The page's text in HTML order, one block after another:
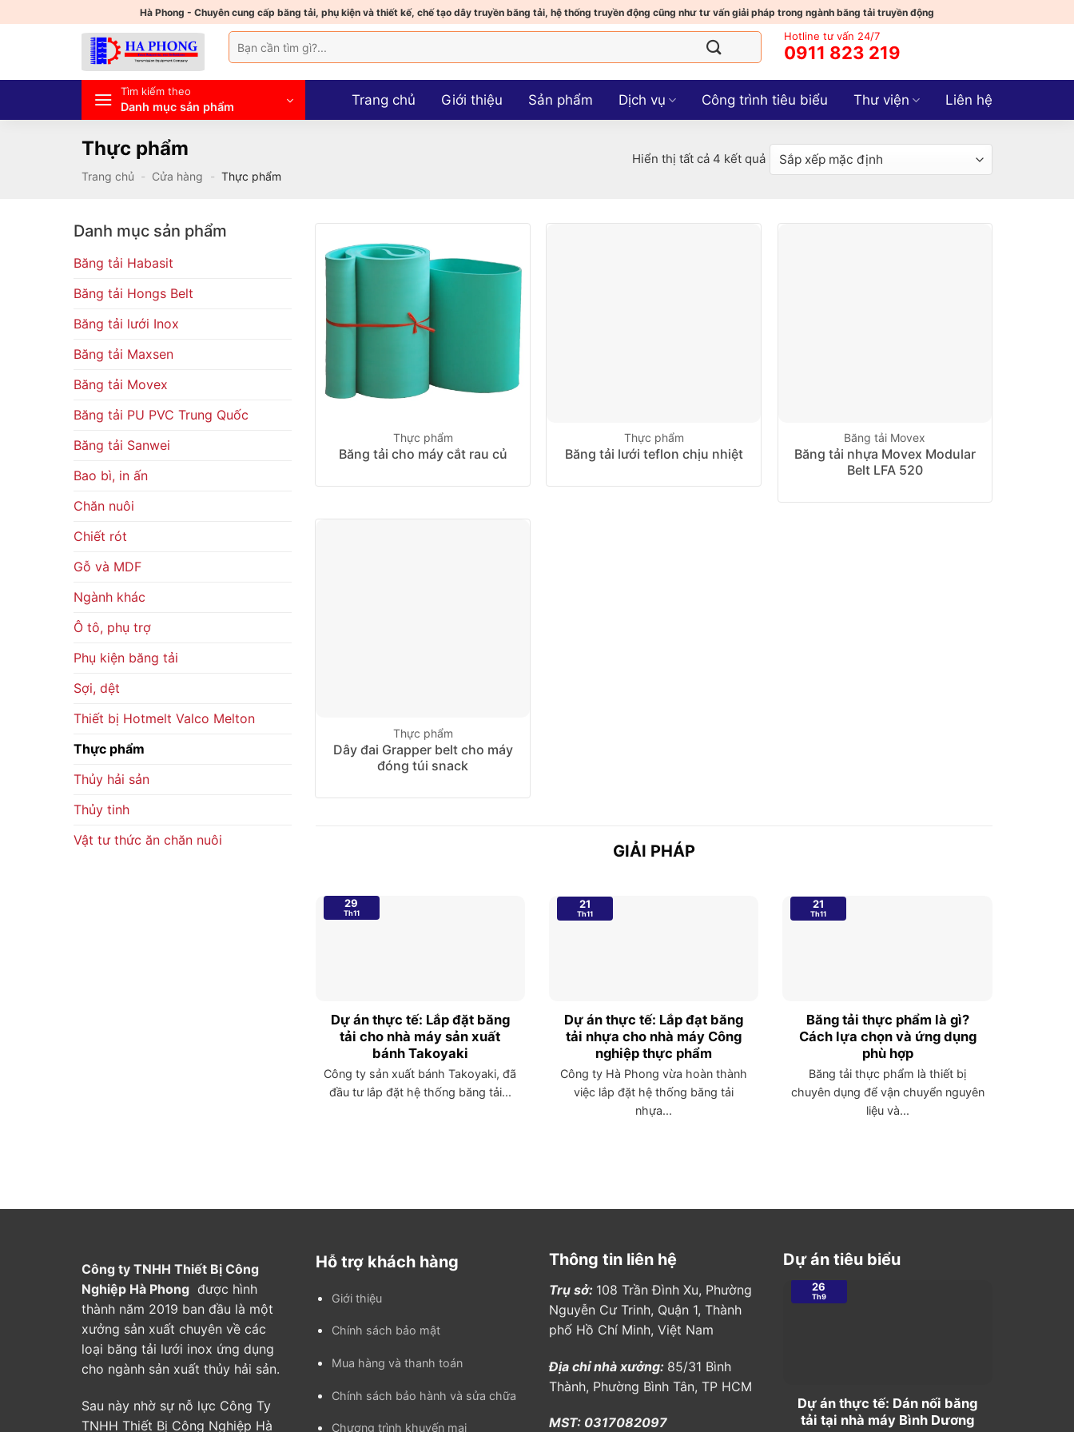
qua
Hà Phong - Chuyên cung cấp băng tải, phụ kiện và thiết kế, chế tạo dây truyền băng tải, hệ thống truyền động cũng như tư vấn giải pháp trong ngành băng tải truyền động
kiếm:
Hotline tư vấn 24/7
0911 823 219
Tìm kiếm theo
Danh mục sản phẩm Trang chủ Giới thiệu Sản phẩm Dịch vụ Công trình tiêu biểu Thư viện Liên hệ
Thực phẩm
Trang chủ - Cửa hàng - Thực phẩm
Hiển thị tất cả 4 kết quả
Danh mục sản phẩm
Băng tải Habasit
Băng tải Hongs Belt
Băng tải lưới Inox
Băng tải Maxsen
Băng tải Movex
Băng tải PU PVC Trung Quốc
Băng tải Sanwei
Bao bì, in ấn
Chăn nuôi
Chiết rót
Gỗ và MDF
Ngành khác
Ô tô, phụ trợ
Phụ kiện băng tải
Sợi, dệt
Thiết bị Hotmelt Valco Melton
Thực phẩm
Thủy hải sản
Thủy tinh
Vật tư thức ăn chăn nuôi
Thực phẩm
Băng tải cho máy cắt rau củ
Thực phẩm
Băng tải lưới teflon chịu nhiệt
Băng tải Movex
Băng tải nhựa Movex Modular
Belt LFA 520
Thực phẩm
Dây đai Grapper belt cho máy
đóng túi snack
GIẢI PHÁP
Dự án thực tế: Lắp đặt băng
tải cho nhà máy sản xuất
bánh Takoyaki
Công ty sản xuất bánh Takoyaki, đã
đầu tư lắp đặt hệ thống băng tải...
29
Th11
Dự án thực tế: Lắp đạt băng
tải nhựa cho nhà máy Công
nghiệp thực phẩm
Công ty Hà Phong vừa hoàn thành
việc lắp đặt hệ thống băng tải
nhựa...
21
Th11
Băng tải thực phẩm là gì?
Cách lựa chọn và ứng dụng
phù hợp
Băng tải thực phẩm là thiết bị
chuyên dụng để vận chuyển nguyên
liệu và...
21
Th11
Công ty TNHH Thiết Bị Công
Nghiệp Hà Phong được hình
thành năm 2019 ban đầu là một
xưởng sản xuất chuyên về các
loại băng tải lưới inox ứng dụng
cho ngành sản xuất thủy hải sản.
Sau này nhờ sự nỗ lực Công Ty
TNHH Thiết Bị Công Nghiệp Hà
Hỗ trợ khách hàng
Giới thiệu
Chính sách bảo mật
Mua hàng và thanh toán
Chính sách bảo hành và sửa chữa
Chương trình khuyến mại
Thông tin liên hệ
Trụ sở: 108 Trần Đình Xu, Phường
Nguyễn Cư Trinh, Quận 1, Thành
phố Hồ Chí Minh, Việt Nam
Địa chỉ nhà xưởng: 85/31 Bình
Thành, Phường Bình Tân, TP HCM
MST: 0317082097
Dự án tiêu biểu
Dự án thực tế: Dán nối băng
tải tại nhà máy Bình Dương
26
Th9